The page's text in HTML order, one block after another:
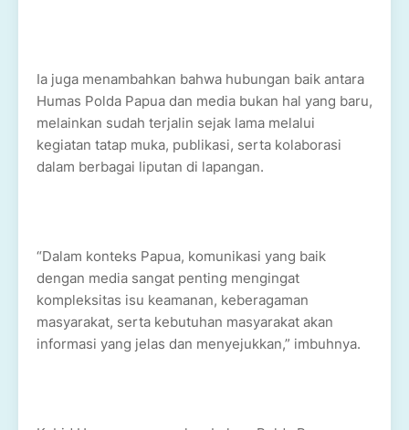
Ia juga menambahkan bahwa hubungan baik antara
Humas Polda Papua dan media bukan hal yang baru,
melainkan sudah terjalin sejak lama melalui
kegiatan tatap muka, publikasi, serta kolaborasi
dalam berbagai liputan di lapangan.
“Dalam konteks Papua, komunikasi yang baik
dengan media sangat penting mengingat
kompleksitas isu keamanan, keberagaman
masyarakat, serta kebutuhan masyarakat akan
informasi yang jelas dan menyejukkan,” imbuhnya.